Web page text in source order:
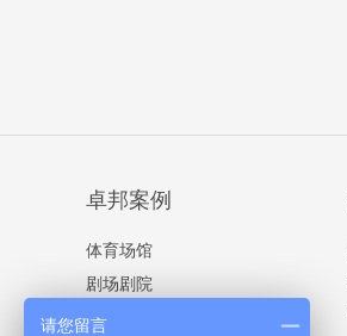
卓邦案例
体育场馆
剧场剧院
酒店项目
请您留言